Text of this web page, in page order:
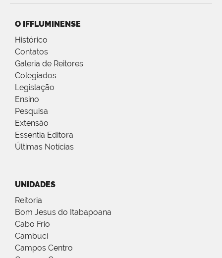
O IFFLUMINENSE
Histórico
Contatos
Galeria de Reitores
Colegiados
Legislação
Ensino
Pesquisa
Extensão
Essentia Editora
Últimas Notícias
UNIDADES
Reitoria
Bom Jesus do Itabapoana
Cabo Frio
Cambuci
Campos Centro